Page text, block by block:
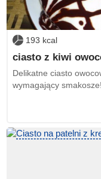
193 kcal
ciasto z kiwi
Delikatne ciasto
wymagający